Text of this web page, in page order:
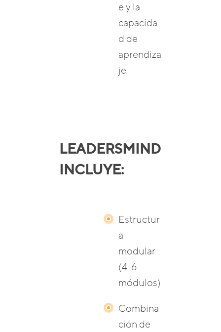
e y la
capacida
d de
aprendiza
je
LEADERSMIND
INCLUYE:
Estructur
a
modular
(4-6
módulos)
Combina
ción de